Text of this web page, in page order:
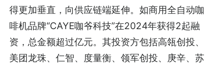
得更加垂直，向供应链端延伸。如商用全自动咖
啡机品牌“CAYE咖爷科技”在2024年获得2起融
资，总金额超过亿元。其投资方包括高瓴创投、
美团龙珠、仁智、度量衡、领军创投、庚辛、苏